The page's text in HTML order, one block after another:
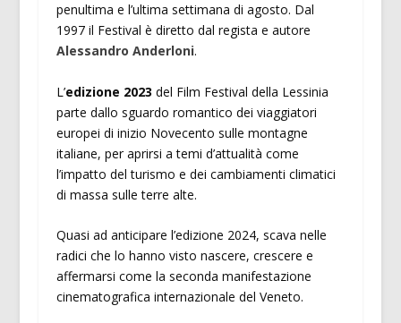
penultima e l’ultima settimana di agosto. Dal
1997 il Festival è diretto dal regista e autore
Alessandro Anderloni.
L’edizione 2023 del Film Festival della Lessinia
parte dallo sguardo romantico dei viaggiatori
europei di inizio Novecento sulle montagne
italiane, per aprirsi a temi d’attualità come
l’impatto del turismo e dei cambiamenti climatici
di massa sulle terre alte.
Quasi ad anticipare l’edizione 2024, scava nelle
radici che lo hanno visto nascere, crescere e
affermarsi come la seconda manifestazione
cinematografica internazionale del Veneto.